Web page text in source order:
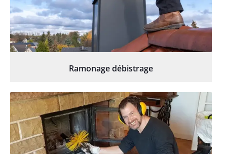
Ramonage débistrage